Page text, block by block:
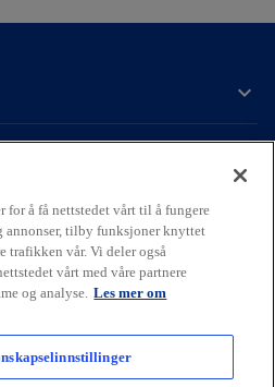
o
e
n
o
p
e
n
o
p
e
n
Advokatfirma AS, Norwegian limited
for å få nettstedet vårt til å fungere
tilby funksjoner knyttet
trafikken vår. Vi deler også
vårt med våre partnere
og analyse. Les mer om